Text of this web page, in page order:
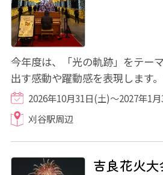
今年度は、「光の軌跡」をテー
出す感動や躍動感を表現します
げられた数々の挑戦と感動を光に
2026年10月31日(土)～2027年1月
刈谷駅周辺
吉良花火